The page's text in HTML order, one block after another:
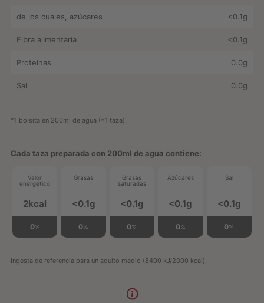
de los cuales, azúcares <0.1g
Fibra alimentaria <0.1g
Proteínas 0.0g
Sal 0.0g
*1 bolsita en 200ml de agua (=1 taza).
Cada taza preparada con 200ml de agua contiene:
Valor
energético
2kcal
0%
Grasas
<0.1g
0%
Grasas
saturadas
<0.1g
0%
Azúcares
<0.1g
0%
Sal
<0.1g
0%
Ingesta de referencia para un adulto medio (8400 kJ/2000 kcal).